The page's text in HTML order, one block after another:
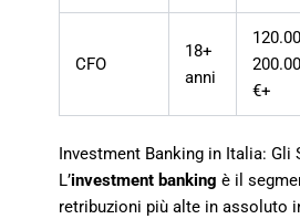
CFO
18+
anni
€+
Investment Banking in Italia: Gli
L’investment banking è il
retribuzioni più alte in assoluto